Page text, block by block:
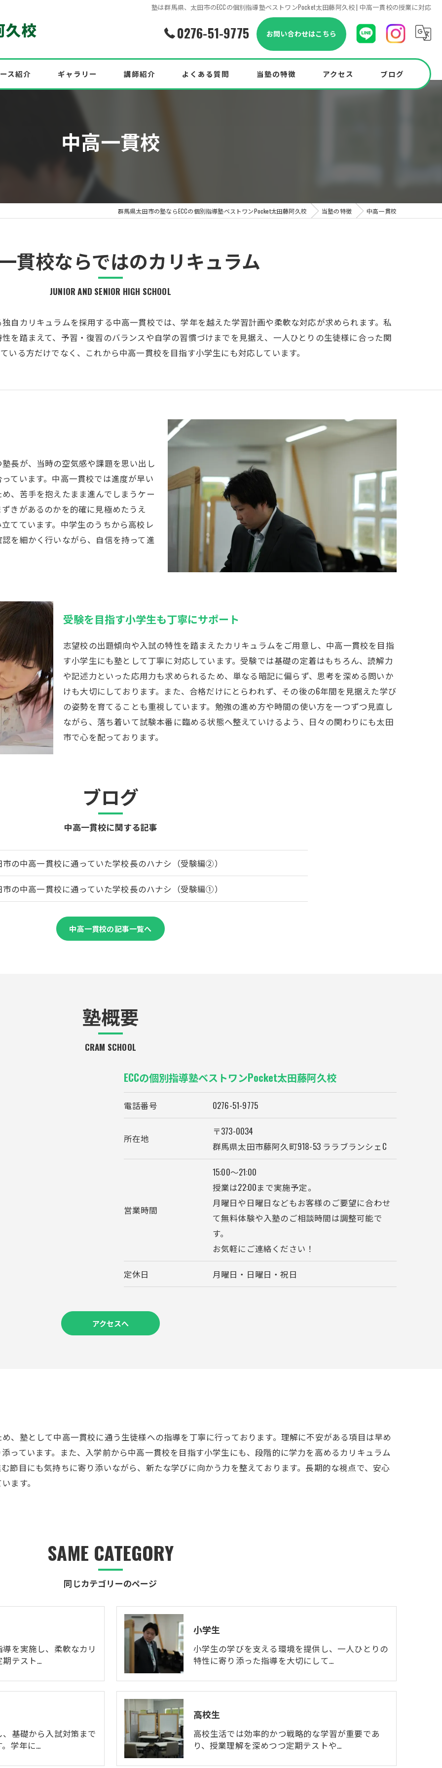
塾は群馬県、太田市のECCの個別指導塾ベストワンPocket太田藤阿久校 | 中高一貫校の授業に対応
0276-51-9775 お問い合わせはこちら
的な英語対策も紹介！
ス紹介 ギャラリー 講師紹介 よくある質問 当塾の特徴
Pocketプラン
アクセス ブログ
中高一貫校
群馬県太田市の塾ならECCの個別指導塾ベストワンPocket太田藤阿久校 当塾の特徴 中高一貫校
貫校ならではのカリキュラム
JUNIOR AND SENIOR HIGH SCHOOL
自カリキュラムを採用する中高一貫校では、学年を越えた学習計画や柔軟な対応が求められます。私
を踏まえて、予習・復習のバランスや自学の習慣づけまでを見据え、一人ひとりの生徒様に合った関
いる方だけでなく、これから中高一貫校を目指す小学生にも対応しています。
長が、当時の空気感や課題を思い出し
ています。中高一貫校では進度が早い
、苦手を抱えたまま進んでしまうケー
きがあるのかを的確に見極めたうえ
てています。中学生のうちから高校レ
を細かく行いながら、自信を持って進
受験を目指す小学生も丁寧にサポート
志望校の出題傾向や入試の特性を踏まえたカリキュラムをご用意し、中高一貫校を目指
す小学生にも塾として丁寧に対応しています。受験では基礎の定着はもちろん、読解力
や記述力といった応用力も求められるため、単なる暗記に偏らず、思考を深める問いか
けも大切にしております。また、合格だけにとらわれず、その後の6年間を見据えた学び
の姿勢を育てることも重視しています。勉強の進め方や時間の使い方を一つずつ見直し
ながら、落ち着いて試験本番に臨める状態へ整えていけるよう、日々の関わりにも太田
市で心を配っております。
ブログ
中高一貫校に関する記事
市の中高一貫校に通っていた学校長のハナシ（受験編②）
市の中高一貫校に通っていた学校長のハナシ（受験編①）
中高一貫校の記事一覧へ
塾概要
CRAM SCHOOL
ECCの個別指導塾ベストワンPocket太田藤阿久校
電話番号 0276-51-9775
所在地
〒373-0034
群馬県太田市藤阿久町918-53 ララブランシェC
営業時間
15:00～21:00
授業は22:00まで実施予定。
月曜日や日曜日などもお客様のご要望に合わせ
て無料体験や入塾のご相談時間は調整可能で
す。
お気軽にご連絡ください！
定休日 月曜日・日曜日・祝日
アクセスへ
、塾として中高一貫校に通う生徒様への指導を丁寧に行っております。理解に不安がある項目は早め
っています。また、入学前から中高一貫校を目指す小学生にも、段階的に学力を高めるカリキュラム
節目にも気持ちに寄り添いながら、新たな学びに向かう力を整えております。長期的な視点で、安心
ます。
同じカテゴリーのページ
SAME CATEGORY
を実施し、柔軟なカリ
期テスト…
小学生
小学生の学びを支える環境を提供し、一人ひとりの
特性に寄り添った指導を大切にして…
基礎から入試対策まで
学年に…
高校生
高校生活では効率的かつ戦略的な学習が重要であ
り、授業理解を深めつつ定期テストや…